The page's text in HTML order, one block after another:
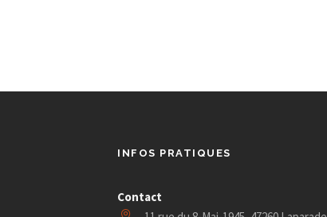
INFOS PRATIQUES
Contact